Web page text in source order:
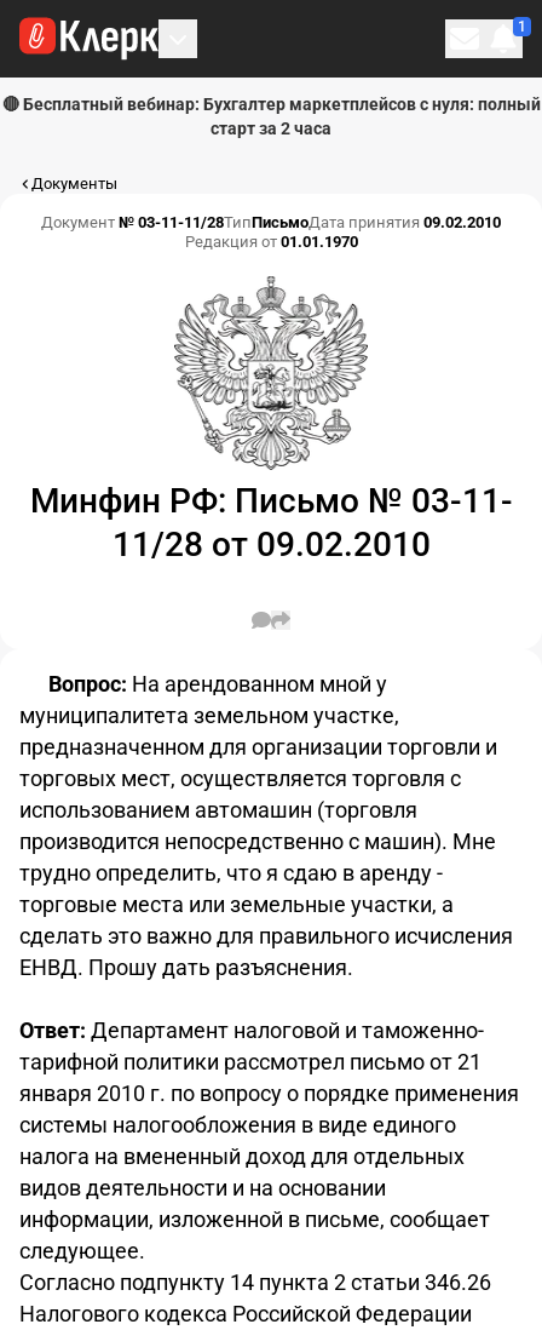
1
🔴 Бесплатный вебинар: Бухгалтер маркетплейсов с нуля: полный
старт за 2 часа
Документы
Документ № 03-11-11/28ТипПисьмоДата принятия 09.02.2010
Редакция от 01.01.1970
Минфин РФ: Письмо № 03-11-
11/28 от 09.02.2010
Вопрос: На арендованном мной у
муниципалитета земельном участке,
предназначенном для организации торговли и
торговых мест, осуществляется торговля с
использованием автомашин (торговля
производится непосредственно с машин). Мне
трудно определить, что я сдаю в аренду -
торговые места или земельные участки, а
сделать это важно для правильного исчисления
ЕНВД. Прошу дать разъяснения.
Ответ: Департамент налоговой и таможенно-
тарифной политики рассмотрел письмо от 21
января 2010 г. по вопросу о порядке применения
системы налогообложения в виде единого
налога на вмененный доход для отдельных
видов деятельности и на основании
информации, изложенной в письме, сообщает
следующее.
Согласно подпункту 14 пункта 2 статьи 346.26
Налогового кодекса Российской Федерации